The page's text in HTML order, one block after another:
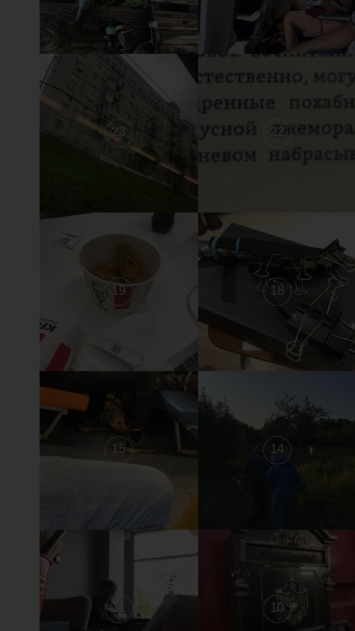
23 22
19 18
15 14
11 10